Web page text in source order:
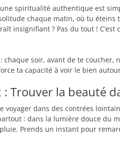
spiritualité authentique est
chaque matin, où tu éteins
insignifiant ? Pas du tout !
chaque soir, avant de te coucher,
ta capacité à voir le bien
: Trouver la beauté
voyager dans des contrées
: dans la lumière douce du
Prends un instant pour